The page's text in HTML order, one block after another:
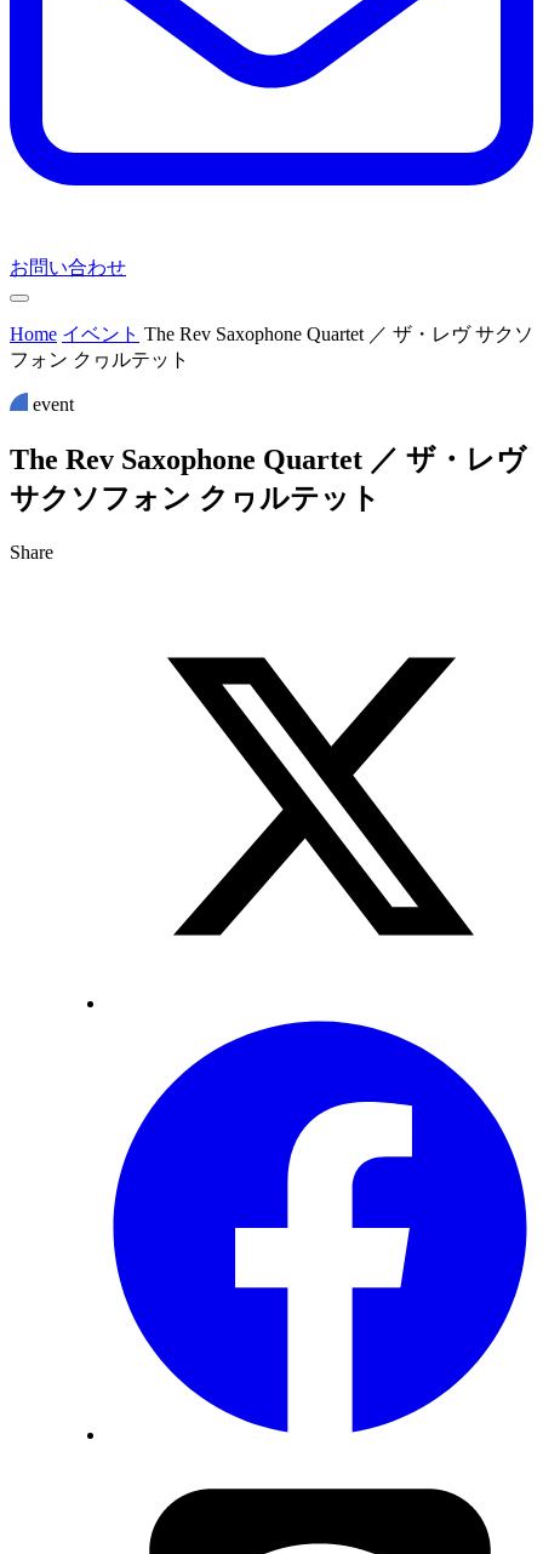
お問い合わせ
Home イベント The Rev Saxophone Quartet ／ ザ・レヴ サクソ
フォン クヮルテット
event
The Rev Saxophone Quartet ／ ザ ・ レヴ
サク ソフ ォ ン ク ヮ ルテッ ト
Share